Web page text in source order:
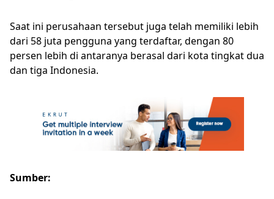
Saat ini perusahaan tersebut juga telah memiliki lebih
dari 58 juta pengguna yang terdaftar, dengan 80
persen lebih di antaranya berasal dari kota tingkat dua
dan tiga Indonesia.
Sumber: